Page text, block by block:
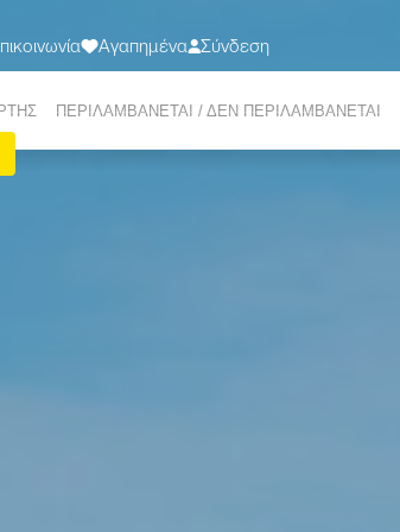
Αγαπημένα Σύνδεση
ΠΕΡΙΛΑΜΒΑΝΕΤΑΙ / ΔΕΝ ΠΕΡΙΛΑΜΒΑΝΕΤΑΙ